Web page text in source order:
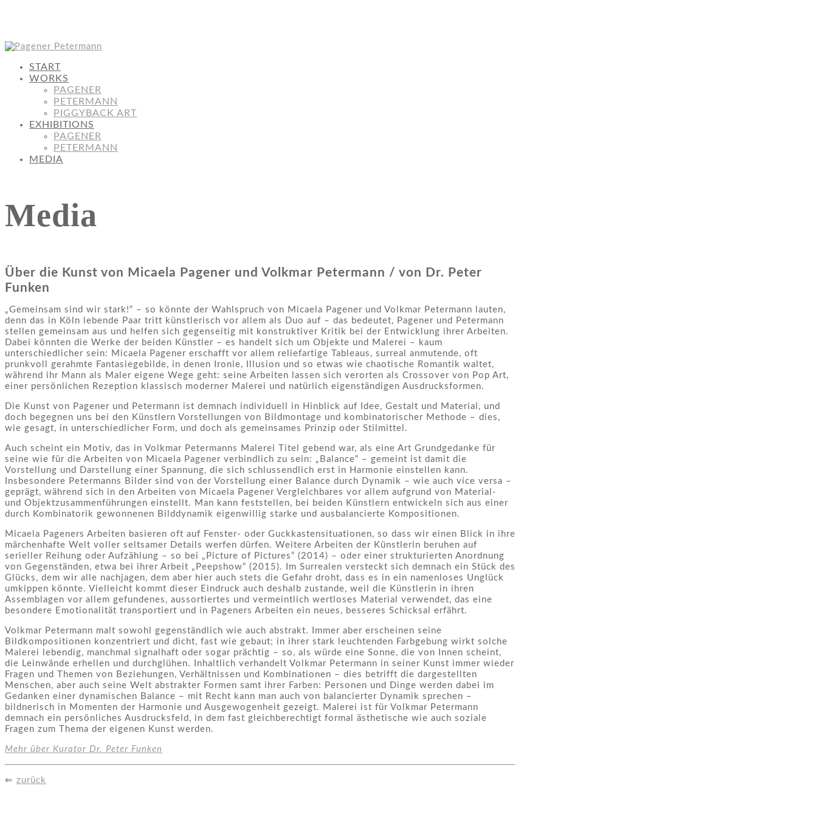
START
WORKS
PAGENER
PETERMANN
PIGGYBACK ART
EXHIBITIONS
PAGENER
PETERMANN
MEDIA
Media
Über die Kunst von Micaela Pagener und Volkmar Petermann / von Dr. Peter
Funken
„Gemeinsam sind wir stark!“ – so könnte der Wahlspruch von Micaela Pagener und Volkmar Petermann lauten,
denn das in Köln lebende Paar tritt künstlerisch vor allem als Duo auf – das bedeutet, Pagener und Petermann
stellen gemeinsam aus und helfen sich gegenseitig mit konstruktiver Kritik bei der Entwicklung ihrer Arbeiten.
Dabei könnten die Werke der beiden Künstler – es handelt sich um Objekte und Malerei – kaum
unterschiedlicher sein: Micaela Pagener erschafft vor allem reliefartige Tableaus, surreal anmutende, oft
prunkvoll gerahmte Fantasiegebilde, in denen Ironie, Illusion und so etwas wie chaotische Romantik waltet,
während ihr Mann als Maler eigene Wege geht: seine Arbeiten lassen sich verorten als Crossover von Pop Art,
einer persönlichen Rezeption klassisch moderner Malerei und natürlich eigenständigen Ausdrucksformen.
Die Kunst von Pagener und Petermann ist demnach individuell in Hinblick auf Idee, Gestalt und Material, und
doch begegnen uns bei den Künstlern Vorstellungen von Bildmontage und kombinatorischer Methode – dies,
wie gesagt, in unterschiedlicher Form, und doch als gemeinsames Prinzip oder Stilmittel.
Auch scheint ein Motiv, das in Volkmar Petermanns Malerei Titel gebend war, als eine Art Grundgedanke für
seine wie für die Arbeiten von Micaela Pagener verbindlich zu sein: „Balance“ – gemeint ist damit die
Vorstellung und Darstellung einer Spannung, die sich schlussendlich erst in Harmonie einstellen kann.
Insbesondere Petermanns Bilder sind von der Vorstellung einer Balance durch Dynamik – wie auch vice versa –
geprägt, während sich in den Arbeiten von Micaela Pagener Vergleichbares vor allem aufgrund von Material-
und Objektzusammenführungen einstellt. Man kann feststellen, bei beiden Künstlern entwickeln sich aus einer
durch Kombinatorik gewonnenen Bilddynamik eigenwillig starke und ausbalancierte Kompositionen.
Micaela Pageners Arbeiten basieren oft auf Fenster- oder Guckkastensituationen, so dass wir einen Blick in ihre
märchenhafte Welt voller seltsamer Details werfen dürfen. Weitere Arbeiten der Künstlerin beruhen auf
serieller Reihung oder Aufzählung – so bei „Picture of Pictures“ (2014) – oder einer strukturierten Anordnung
von Gegenständen, etwa bei ihrer Arbeit „Peepshow“ (2015). Im Surrealen versteckt sich demnach ein Stück des
Glücks, dem wir alle nachjagen, dem aber hier auch stets die Gefahr droht, dass es in ein namenloses Unglück
umkippen könnte. Vielleicht kommt dieser Eindruck auch deshalb zustande, weil die Künstlerin in ihren
Assemblagen vor allem gefundenes, aussortiertes und vermeintlich wertloses Material verwendet, das eine
besondere Emotionalität transportiert und in Pageners Arbeiten ein neues, besseres Schicksal erfährt.
Volkmar Petermann malt sowohl gegenständlich wie auch abstrakt. Immer aber erscheinen seine
Bildkompositionen konzentriert und dicht, fast wie gebaut; in ihrer stark leuchtenden Farbgebung wirkt solche
Malerei lebendig, manchmal signalhaft oder sogar prächtig – so, als würde eine Sonne, die von Innen scheint,
die Leinwände erhellen und durchglühen. Inhaltlich verhandelt Volkmar Petermann in seiner Kunst immer wieder
Fragen und Themen von Beziehungen, Verhältnissen und Kombinationen – dies betrifft die dargestellten
Menschen, aber auch seine Welt abstrakter Formen samt ihrer Farben: Personen und Dinge werden dabei im
Gedanken einer dynamischen Balance – mit Recht kann man auch von balancierter Dynamik sprechen –
bildnerisch in Momenten der Harmonie und Ausgewogenheit gezeigt. Malerei ist für Volkmar Petermann
demnach ein persönliches Ausdrucksfeld, in dem fast gleichberechtigt formal ästhetische wie auch soziale
Fragen zum Thema der eigenen Kunst werden.
Mehr über Kurator Dr. Peter Funken
⇐ zurück